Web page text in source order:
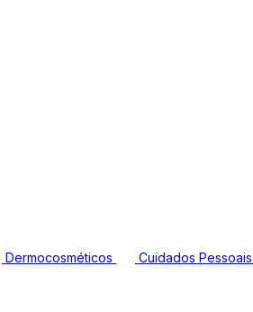
Dermocosméticos Cuidados Pessoais